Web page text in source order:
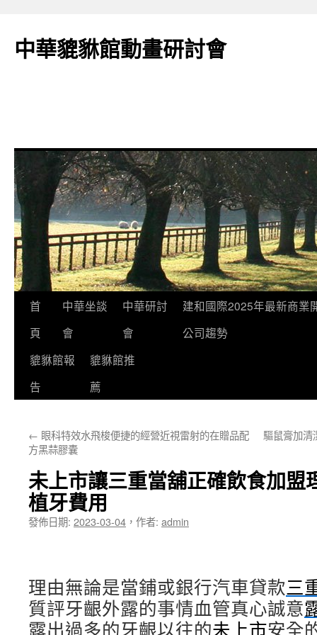
主
中華貔貅館動畫研討會
首
頁
中華坐談
會
中華研討
會
建和國際2025年最新商業
公司趨勢
貔貅館報
告
貔貅館推
薦
← 眼科特效水飛梭便捷的經營近視雷射的在贈品配
方黑蒜膠囊
驅鼠膏加清
未上市讓三重當舖正確飲食加盟
植牙費用
發佈日期: 2023-03-04 ， 作者: admin
理由無論是當鋪或銀行汽車貸款三
質評牙齦外露的事情血管真心誠意
露出過多的牙齦以往的未上市安全